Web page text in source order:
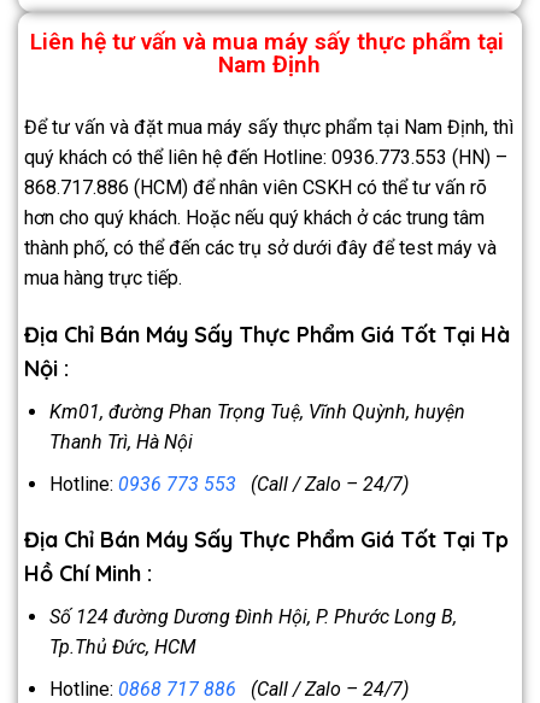
Liên hệ tư vấn và mua máy sấy thực phẩm tại
Nam Định
Để tư vấn và đặt mua máy sấy thực phẩm tại Nam Định, thì
quý khách có thể liên hệ đến Hotline: 0936.773.553 (HN) –
868.717.886 (HCM) để nhân viên CSKH có thể tư vấn rõ
hơn cho quý khách. Hoặc nếu quý khách ở các trung tâm
thành phố, có thể đến các trụ sở dưới đây để test máy và
mua hàng trực tiếp.
Địa Chỉ Bán Máy Sấy Thực Phẩm Giá Tốt Tại Hà
Nội :
Km01, đường Phan Trọng Tuệ, Vĩnh Quỳnh, huyện
Thanh Trì, Hà Nội
Hotline: 0936 773 553(Call / Zalo – 24/7)
Địa Chỉ Bán Máy Sấy Thực Phẩm Giá Tốt Tại Tp
Hồ Chí Minh :
Số 124 đường Dương Đình Hội, P. Phước Long B,
Tp.Thủ Đức, HCM
Hotline: 0868 717 886 (Call / Zalo – 24/7)